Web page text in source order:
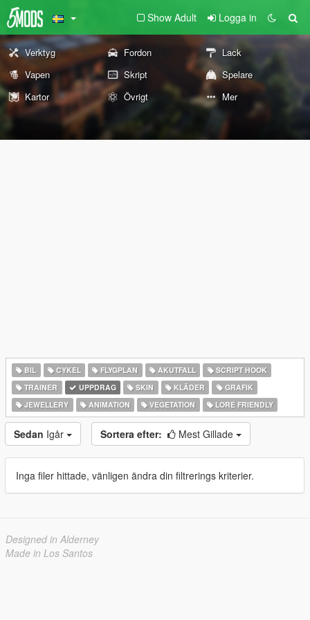
Show Adult Logga in
Verktyg Fordon
Lack
Vapen
Skript
Spelare
Kartor
Övrigt Mer
BIL CYKEL FLYGPLAN AKUTFALL
SCRIPT HOOK
TRAINER
UPPDRAG SKIN KLÄDER
GRAFIK
JEWELLERY
ANIMATION VEGETATION LORE FRIENDLY
Sedan Igår Sortera efter: Mest Gillade
Inga filer hittade, vänligen ändra din filtrerings kriterier.
Designed in Alderney
Made in Los Santos